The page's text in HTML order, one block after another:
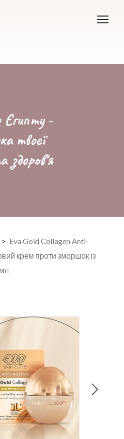
Єгипту -
твоєї
здоров'я
Eva Gold Collagen Anti-
крем проти зморшок із